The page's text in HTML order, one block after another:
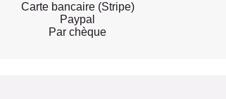
Carte bancaire (Stripe)
Paypal
Par chèque